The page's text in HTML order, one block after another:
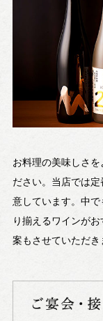
お料理の美味しさ
ださい。当店では
意しています。中
り揃えるワインが
案もさせていただき